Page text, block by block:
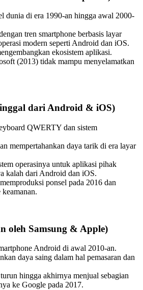
dunia di era 1990-an hingga awal 2000-
tren smartphone berbasis layar
modern seperti Android dan iOS.
ekosistem aplikasi.
(2013) tidak mampu menyelamatkan
dari Android & iOS)
QWERTY dan sistem
mempertahankan daya tarik di era layar
operasinya untuk aplikasi pihak
kalah dari Android dan iOS.
ponsel pada 2016 dan
oleh Samsung & Apple)
Android di awal 2010-an.
daya saing dalam hal pemasaran dan
hingga akhirnya menjual sebagian
ke Google pada 2017.